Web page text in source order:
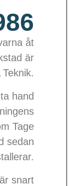
åt
är
hand
Tage
sedan
snart